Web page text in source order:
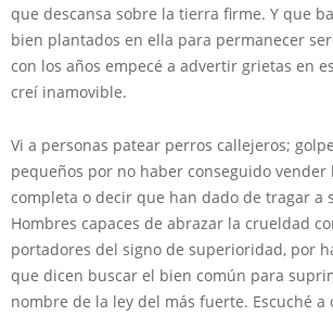
que descansa sobre la tierra firme. Y que
bien plantados en ella para permanecer
con los años empecé a advertir grietas en
creí inamovible.
Vi a personas patear perros callejeros;
pequeños por no haber conseguido vender
completa o decir que han dado de tragar a
Hombres capaces de abrazar la crueldad
portadores del signo de superioridad, por
que dicen buscar el bien común para
nombre de la ley del más fuerte. Escuché